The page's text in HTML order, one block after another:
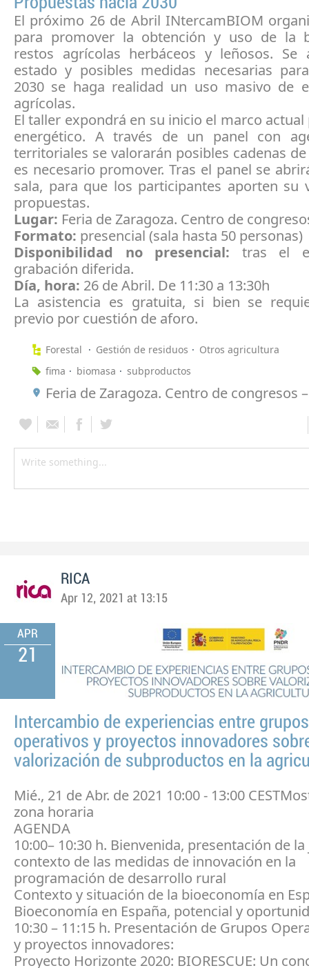
El próximo 26 de Abril INtercamBIOM
para promover la obtención y uso de la
restos agrícolas herbáceos y leñosos. Se
estado y posibles medidas necesarias
2030 se haga realidad un uso masivo de
agrícolas.
El taller expondrá en su inicio el marco actual
energético. A través de un panel con
territoriales se valorarán posibles cadenas
es necesario promover. Tras el panel se
sala, para que los participantes aporten su
propuestas.
Lugar: Feria de Zaragoza. Centro de
Formato: presencial (sala hasta 50 personas)
Disponibilidad no presencial: tras el
grabación diferida.
Día, hora: 26 de Abril. De 11:30 a 13:30h
La asistencia es gratuita, si bien se
previo por cuestión de aforo.
Forestal Gestión de residuos
Otros agricultura
fima
biomasa subproductos
Feria de Zaragoza. Centro de congresos
RICA
Apr 12, 2021 at 13:15
APR
21
Intercambio de experiencias entre grupos
operativos y proyectos innovadores
valorización de subproductos en la
Mié., 21 de Abr. de 2021 10:00 - 13:00
zona horaria
AGENDA
10:00– 10:30 h. Bienvenida, presentación de
contexto de las medidas de innovación en la
programación de desarrollo rural
Contexto y situación de la bioeconomía en
Bioeconomía en España, potencial y
10:30 – 11:15 h. Presentación de Grupos
y proyectos innovadores:
Proyecto Horizonte 2020: BIORESCUE: Un